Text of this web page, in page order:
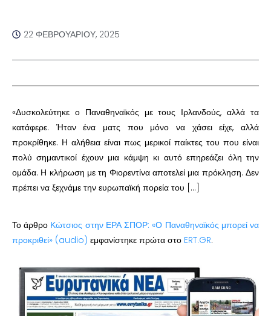
22 ΦΕΒΡΟΥΑΡΊΟΥ, 2025
«Δυσκολεύτηκε ο Παναθηναϊκός με τους Ιρλανδούς, αλλά τα
κατάφερε. Ήταν ένα ματς που μόνο να χάσει είχε, αλλά
προκρίθηκε. Η αλήθεια είναι πως μερικοί παίκτες του που είναι
πολύ σημαντικοί έχουν μια κάμψη κι αυτό επηρεάζει όλη την
ομάδα. Η κλήρωση με τη Φιορεντίνα αποτελεί μια πρόκληση. Δεν
πρέπει να ξεχνάμε την ευρωπαϊκή πορεία του […]
Το άρθρο Κώτσιος στην ΕΡΑ ΣΠΟΡ: «Ο Παναθηναϊκός μπορεί να
προκριθεί» (audio) εμφανίστηκε πρώτα στο ERT.GR.